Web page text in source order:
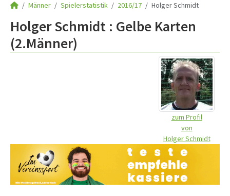
Männer Spielerstatistik 2016/17 Holger Schmidt
Holger Schmidt : Gelbe Karten
(2.Männer)
zum Profil
von
Holger Schmidt